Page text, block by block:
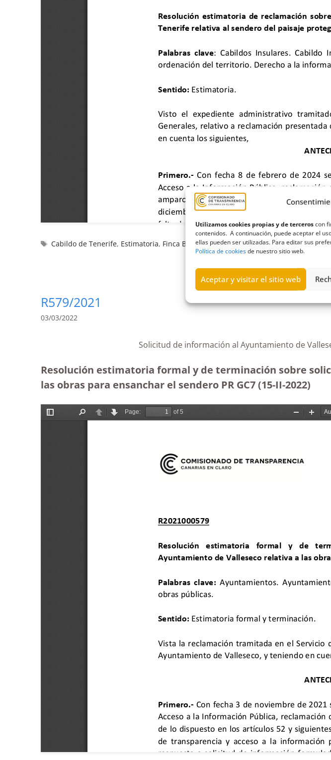
Utilizamos cookies propias y de terceroscon
contenidos. A continuación, puede aceptar el
ellas pueden ser utilizadas. Para editar sus
Política de cookiesde nuestro sitio web.
Aceptar y visitar el sitio web
Cabildo de Tenerife, Estimatoria, Finca Boquín, paisaje,sendero
R579/2021
03/03/2022
Solicitud de información al Ayuntamiento de
Resolución estimatoria formal y de terminación sobre
las obras para ensanchar el sendero PR GC7 (15-II-2022)